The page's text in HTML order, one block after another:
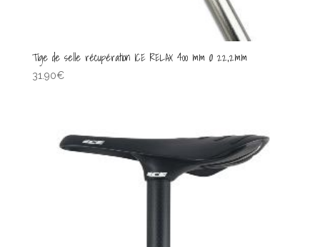
Tige de selle récupération ICE RELAX 400 mm Ø 22,2mm
31.90€